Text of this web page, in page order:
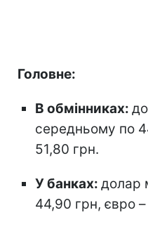
Головне:
В обмінниках:
середньому по
51,80 грн.
У банках: долар
44,90 грн, євро